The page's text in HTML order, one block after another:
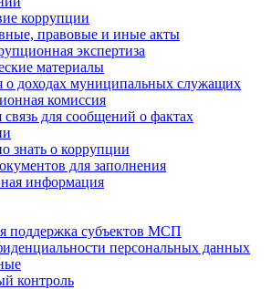
коррупции
правовые и иные акты
экспертиза
материалы
о доходах муниципальных служащих
комиссия
связь для сообщений о фактах
знать о коррупции
для заполнения
информация
поддержка субъектов МСП
персональных данных
контроль